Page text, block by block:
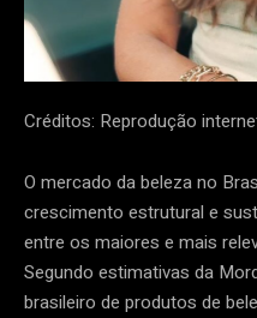
Créditos: Reprodução
O mercado da beleza no
crescimento estrutural e
entre os maiores e mais
Segundo estimativas da
brasileiro de produtos de